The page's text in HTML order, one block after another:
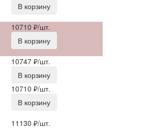
В корзину
10710 ₽/шт.
В корзину
10747₽/шт.
В корзину
10710 ₽/шт.
В корзину
11130 ₽/шт.